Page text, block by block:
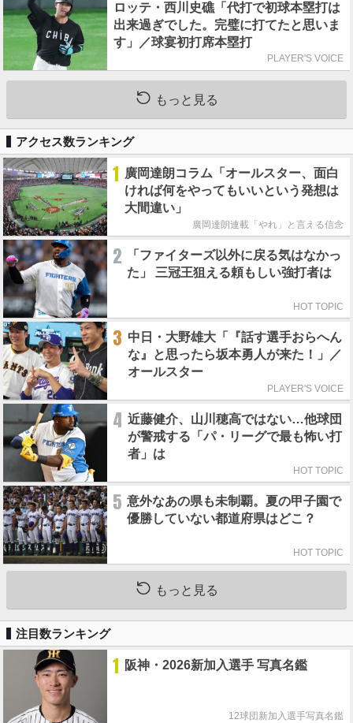
ロッテ・西川史礁「代打で初球本塁打は
出来過ぎでした。完璧に打てたと思いま
す」／球宴初打席本塁打
PLAYER'S VOICE
もっと見る
アクセス数ランキング
1 廣岡達朗コラム「オールスター、面白
ければ何をやってもいいという発想は
大間違い」
廣岡達朗連載「やれ」と言える信念
2
「ファイターズ以外に戻る気はなかっ
た」 三冠王狙える頼もしい強打者は
HOT TOPIC
3 中日・大野雄大「『話す選手おらへん
な』と思ったら坂本勇人が来た！」／
オールスター
PLAYER'S VOICE
4 近藤健介、山川穂高ではない…他球団
が警戒する「パ・リーグで最も怖い打
者」は
HOT TOPIC
5 意外なあの県も未制覇。夏の甲子園で
優勝していない都道府県はどこ？
HOT TOPIC
もっと見る
注目数ランキング
1 阪神・2026新加入選手 写真名鑑
12球団新加入選手写真名鑑